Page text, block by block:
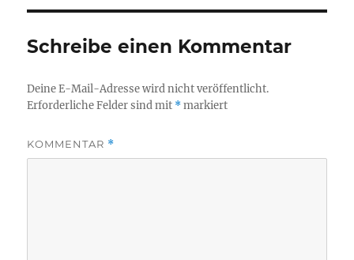
Schreibe einen Kommentar
Deine E-Mail-Adresse wird nicht veröffentlicht.
Erforderliche Felder sind mit *markiert
KOMMENTAR *